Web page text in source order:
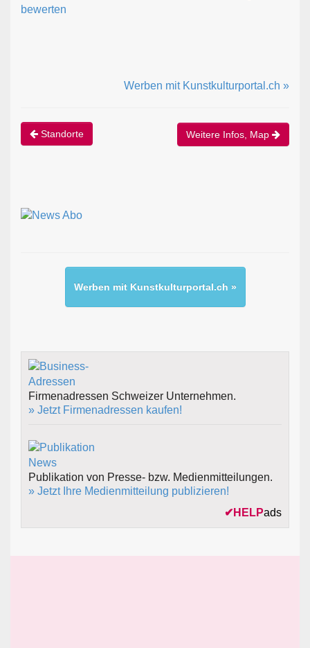
bewerten
Werben mit Kunstkulturportal.ch »
Standorte Weitere Infos, Map
Werben mit Kunstkulturportal.ch »
Firmenadressen Schweizer Unternehmen.
» Jetzt Firmenadressen kaufen!
Publikation von Presse- bzw. Medienmitteilungen.
» Jetzt Ihre Medienmitteilung publizieren!
✔ HELPads